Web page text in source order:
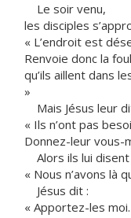
Le soir venu,
les disciples
« L’endroit est
Renvoie donc la
qu’ils aillent dans
»
Mais Jésus leur
« Ils n’ont pas
Donnez-leur vous-
Alors ils lui disent
« Nous n’avons là
Jésus dit :
« Apportez-les